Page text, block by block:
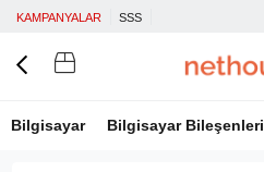
KAMPANYALAR SSS
Bilgisayar Bilgisayar Bileşenleri